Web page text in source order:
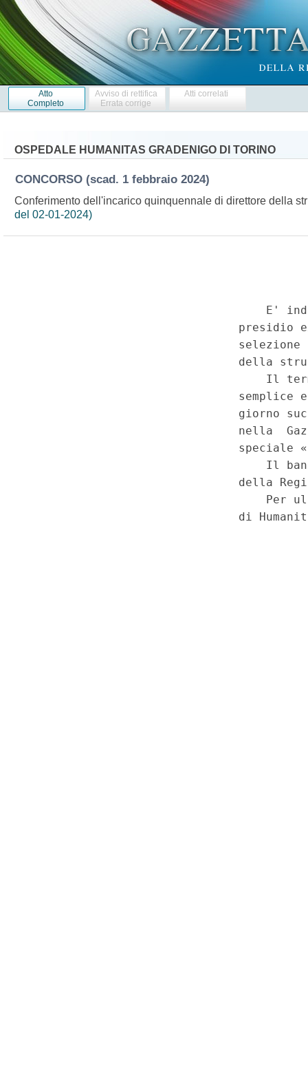
Atto
Completo
Avviso di rettifica
Errata corrige
Atti correlati
OSPEDALE HUMANITAS GRADENIGO DI TORINO
CONCORSO (scad. 1 febbraio 2024)
Conferimento dell'incarico quinquennale di direttore della
del 02-01-2024)